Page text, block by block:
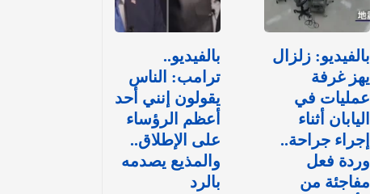
بالفيديو: زلزال
يهز غرفة
عمليات في
اليابان أثناء
إجراء جراحة..
وردة فعل
مفاجئة من
بالفيديو..
ترامب: الناس
يقولون إنني أحد
أعظم الرؤساء
على الإطلاق..
والمذيع يصدمه
بالرد